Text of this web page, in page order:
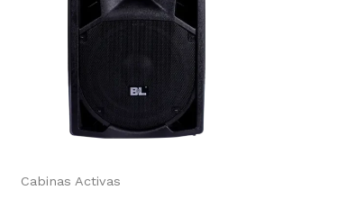
Cabinas Activas